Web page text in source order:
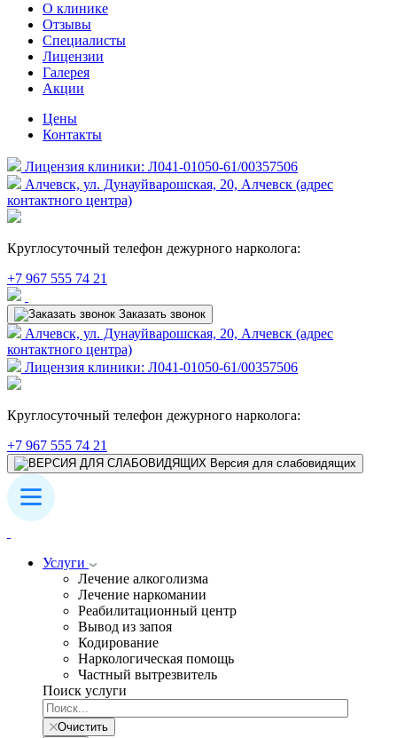
О клинике
Отзывы
Специалисты
Лицензии
Галерея
Акции
Цены
Контакты
Лицензия клиники: Л041-01050-61/00357506
Алчевск, ул. Дунауйварошская, 20, Алчевск (адрес
контактного центра)
Круглосуточный телефон дежурного нарколога:
+7 967 555 74 21
Заказать звонок
Алчевск, ул. Дунауйварошская, 20, Алчевск (адрес
контактного центра)
Лицензия клиники: Л041-01050-61/00357506
Круглосуточный телефон дежурного нарколога:
+7 967 555 74 21
Версия для слабовидящих
Услуги
Лечение алкоголизма
Лечение наркомании
Реабилитационный центр
Вывод из запоя
Кодирование
Наркологическая помощь
Частный вытрезвитель
Поиск услуги
Очистить